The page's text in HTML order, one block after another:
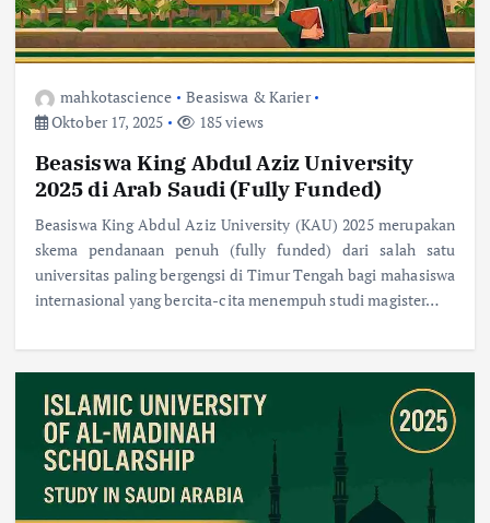
mahkotascience
Beasiswa & Karier
Oktober 17, 2025
185 views
Beasiswa King Abdul Aziz University
2025 di Arab Saudi (Fully Funded)
Beasiswa King Abdul Aziz University (KAU) 2025 merupakan
skema pendanaan penuh (fully funded) dari salah satu
universitas paling bergengsi di Timur Tengah bagi mahasiswa
internasional yang bercita-cita menempuh studi magister…